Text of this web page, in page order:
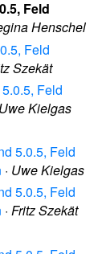
Feld
Henschel
Feld
Szekät
Feld
Uwe Kielgas
5.0.5, Feld
· Uwe Kielgas
5.0.5, Feld
· Fritz Szekät